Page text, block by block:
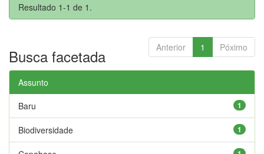
Resultado 1-1 de 1.
Anterior 1 Póximo
Busca facetada
Assunto
1
Baru
1
Biodiversidade